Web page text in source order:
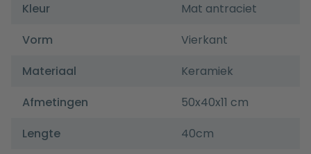
Kleur
Mat antraciet
Vorm
Vierkant
Materiaal
Keramiek
Afmetingen
50x40x11 cm
Lengte
40cm